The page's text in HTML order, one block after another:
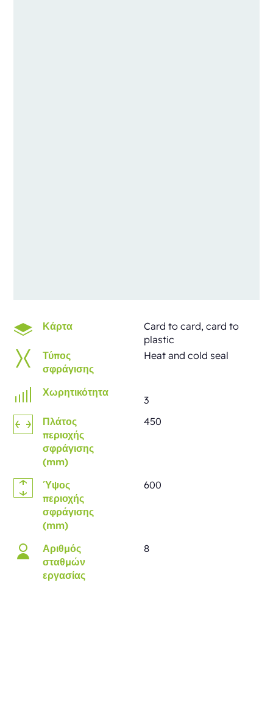
Κάρτα
Card to card, card to
plastic
Τύπος
σφράγισης
Heat and cold seal
Χωρητικότητα
3
Πλάτος
περιοχής
σφράγισης
(mm)
450
Ύψος
περιοχής
σφράγισης
(mm)
600
Αριθμός
σταθμών
εργασίας
8